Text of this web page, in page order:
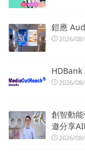
鎧應
2026/
HDBank
2026/
創智動
邀分享
2026/